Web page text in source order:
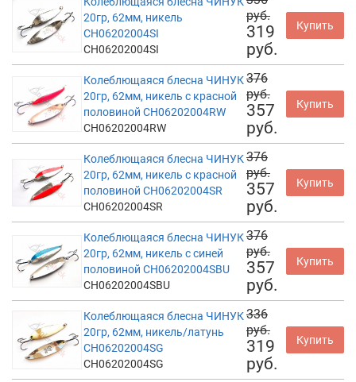
20гр, 62мм, никель
CH06202004SI
CH06202004SI
руб.
319
руб.
Купить
Колеблющаяся блесна ЧИНУК
20гр, 62мм, никель с красной
половиной CH06202004RW
CH06202004RW
376
руб.
357
руб.
Купить
Колеблющаяся блесна ЧИНУК
20гр, 62мм, никель с красной
половиной CH06202004SR
CH06202004SR
376
руб.
357
руб.
Купить
Колеблющаяся блесна ЧИНУК
20гр, 62мм, никель с синей
половиной CH06202004SBU
CH06202004SBU
376
руб.
357
руб.
Купить
Колеблющаяся блесна ЧИНУК
20гр, 62мм, никель/латунь
CH06202004SG
CH06202004SG
336
руб.
319
руб.
Купить